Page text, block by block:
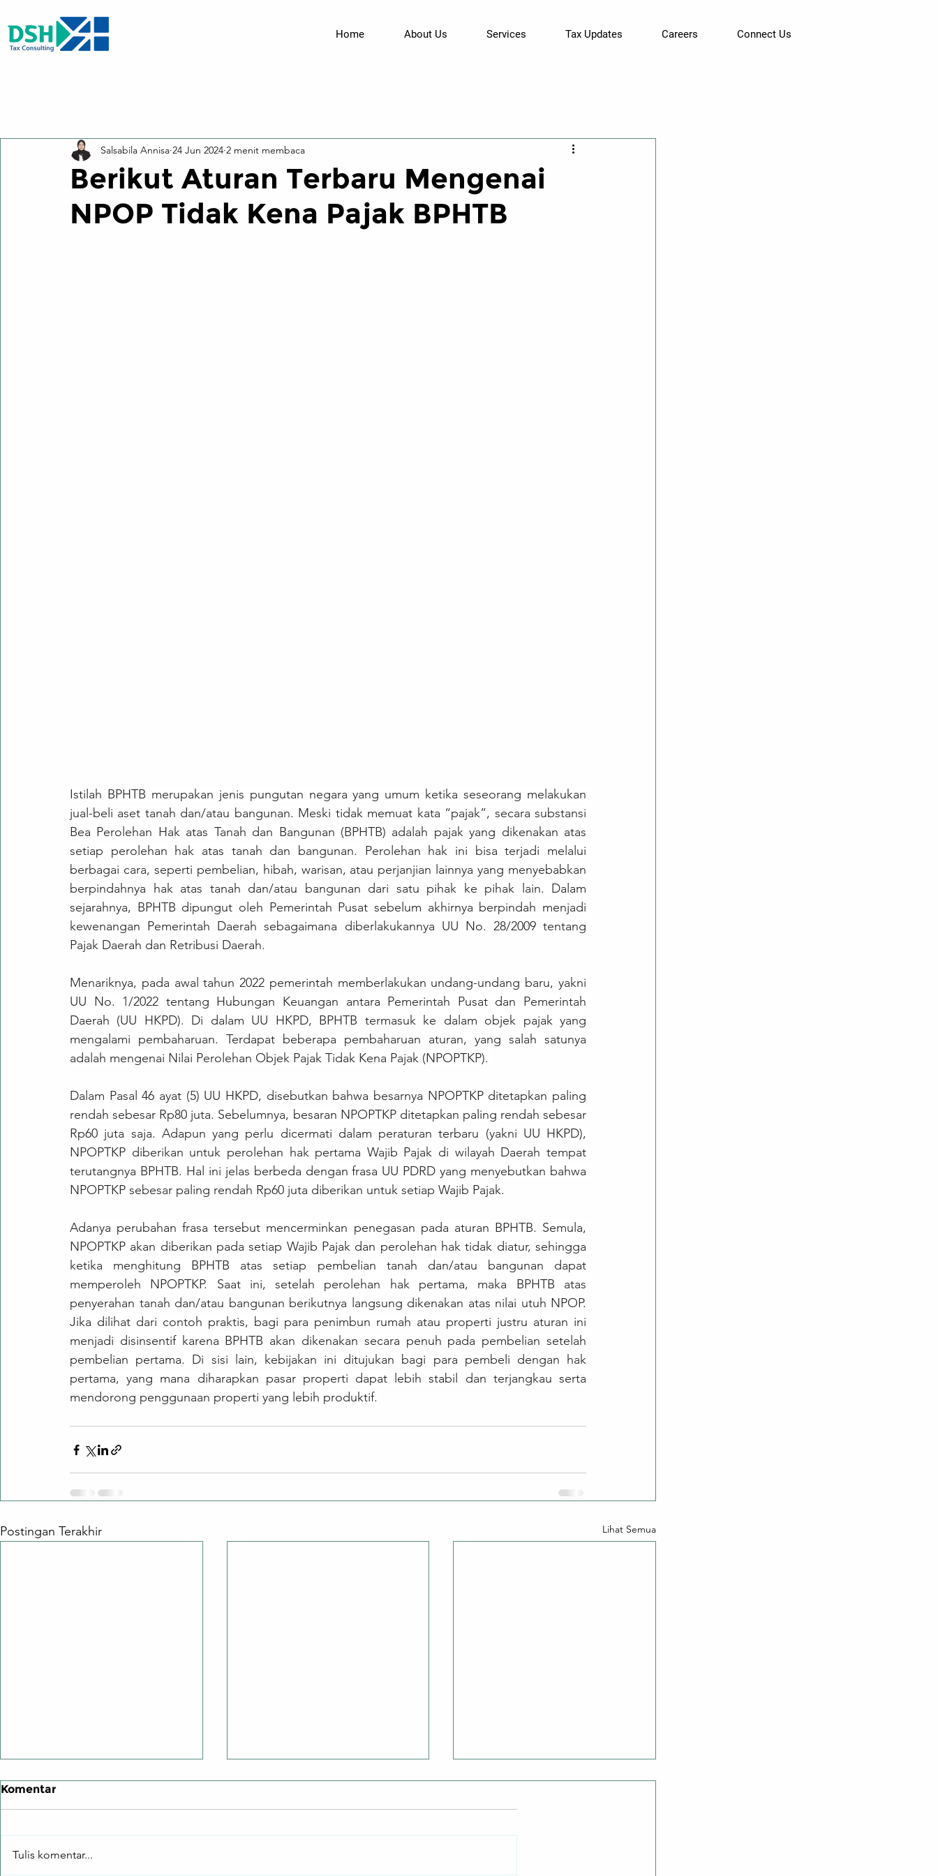
Home About Us Services Tax Updates Careers Connect Us
Berikut Aturan Terbaru Mengenai
NPOP Tidak Kena Pajak BPHTB
Salsabila Annisa 24 Jun 2024 2 menit membaca
Istilah BPHTB merupakan jenis pungutan negara yang umum ketika seseorang melakukan
jual-beli aset tanah dan/atau bangunan. Meski tidak memuat kata “pajak”, secara substansi
Bea Perolehan Hak atas Tanah dan Bangunan (BPHTB) adalah pajak yang dikenakan atas
setiap perolehan hak atas tanah dan bangunan. Perolehan hak ini bisa terjadi melalui
berbagai cara, seperti pembelian, hibah, warisan, atau perjanjian lainnya yang menyebabkan
berpindahnya hak atas tanah dan/atau bangunan dari satu pihak ke pihak lain. Dalam
sejarahnya, BPHTB dipungut oleh Pemerintah Pusat sebelum akhirnya berpindah menjadi
kewenangan Pemerintah Daerah sebagaimana diberlakukannya UU No. 28/2009 tentang
Pajak Daerah dan Retribusi Daerah.
Menariknya, pada awal tahun 2022 pemerintah memberlakukan undang-undang baru, yakni
UU No. 1/2022 tentang Hubungan Keuangan antara Pemerintah Pusat dan Pemerintah
Daerah (UU HKPD). Di dalam UU HKPD, BPHTB termasuk ke dalam objek pajak yang
mengalami pembaharuan. Terdapat beberapa pembaharuan aturan, yang salah satunya
adalah mengenai Nilai Perolehan Objek Pajak Tidak Kena Pajak (NPOPTKP).
Dalam Pasal 46 ayat (5) UU HKPD, disebutkan bahwa besarnya NPOPTKP ditetapkan paling
rendah sebesar Rp80 juta. Sebelumnya, besaran NPOPTKP ditetapkan paling rendah sebesar
Rp60 juta saja. Adapun yang perlu dicermati dalam peraturan terbaru (yakni UU HKPD),
NPOPTKP diberikan untuk perolehan hak pertama Wajib Pajak di wilayah Daerah tempat
terutangnya BPHTB. Hal ini jelas berbeda dengan frasa UU PDRD yang menyebutkan bahwa
NPOPTKP sebesar paling rendah Rp60 juta diberikan untuk setiap Wajib Pajak.
Adanya perubahan frasa tersebut mencerminkan penegasan pada aturan BPHTB. Semula,
NPOPTKP akan diberikan pada setiap Wajib Pajak dan perolehan hak tidak diatur, sehingga
ketika menghitung BPHTB atas setiap pembelian tanah dan/atau bangunan dapat
memperoleh NPOPTKP. Saat ini, setelah perolehan hak pertama, maka BPHTB atas
penyerahan tanah dan/atau bangunan berikutnya langsung dikenakan atas nilai utuh NPOP.
Jika dilihat dari contoh praktis, bagi para penimbun rumah atau properti justru aturan ini
menjadi disinsentif karena BPHTB akan dikenakan secara penuh pada pembelian setelah
pembelian pertama. Di sisi lain, kebijakan ini ditujukan bagi para pembeli dengan hak
pertama, yang mana diharapkan pasar properti dapat lebih stabil dan terjangkau serta
mendorong penggunaan properti yang lebih produktif.
Postingan Terakhir Lihat Semua
Komentar
Tulis komentar...